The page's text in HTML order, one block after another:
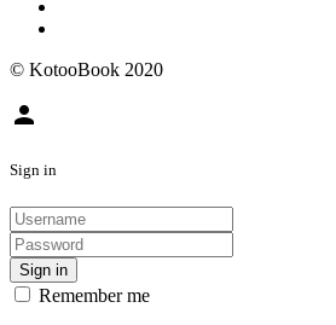
© KotooBook 2020
person
Sign in
Sign in
Remember me